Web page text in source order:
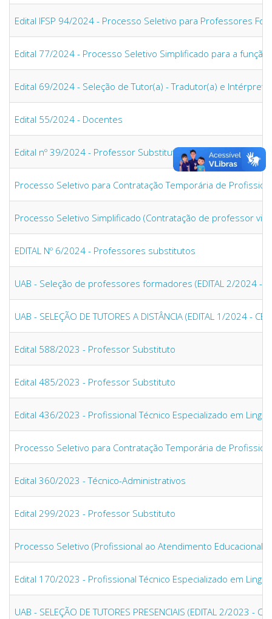
Edital IFSP 94/2024 - Processo Seletivo para Professores
Edital 77/2024 - Processo Seletivo Simplificado para a
Edital 69/2024 - Seleção de Tutor(a) - Tradutor(a) e Intérprete
Edital 55/2024 - Docentes
Edital nº 39/2024 - Professor Substituto
Processo Seletivo para Contratação Temporária de
Processo Seletivo Simplificado (Contratação de professor
EDITAL Nº 6/2024 - Professores substitutos
UAB - Seleção de professores formadores (EDITAL 2/2024 -
UAB - SELEÇÃO DE TUTORES A DISTÂNCIA (EDITAL 1/2024 -
Edital 588/2023 - Professor Substituto
Edital 485/2023 - Professor Substituto
Edital 436/2023 - Profissional Técnico Especializado em
Processo Seletivo para Contratação Temporária de
Edital 360/2023 - Técnico-Administrativos
Edital 299/2023 - Professor Substituto
Processo Seletivo (Profissional ao Atendimento Educacional
Edital 170/2023 - Profissional Técnico Especializado em
UAB - SELEÇÃO DE TUTORES PRESENCIAIS (EDITAL 2/2023 -